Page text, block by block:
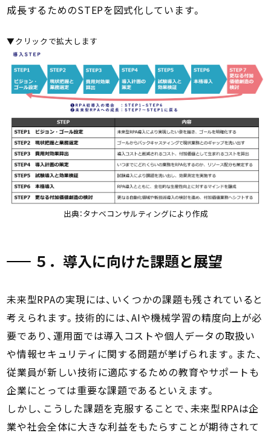
成長するためのSTEPを図式化しています。
▼クリックで拡大します
出典：タナベコンサルティングにより作成
５．導入に向けた課題と展望
未来型RPAの実現には、いくつかの課題も残されていると
考えられます。技術的には、AIや機械学習の精度向上が必
要であり、運用面では導入コストや個人データの取扱い
や情報セキュリティに関する問題が挙げられます。また、
従業員が新しい技術に適応するための教育やサポートも
企業にとっては重要な課題であるといえます。
しかし、こうした課題を克服することで、未来型RPAは企
業や社会全体に大きな利益をもたらすことが期待されて